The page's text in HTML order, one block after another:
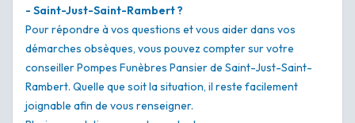
- Saint-Just-Saint-Rambert ?
Pour répondre à vos questions et vous aider dans vos
démarches obsèques, vous pouvez compter sur votre
conseiller Pompes Funèbres Pansier de Saint-Just-Saint-
Rambert. Quelle que soit la situation, il reste facilement
joignable afin de vous renseigner.